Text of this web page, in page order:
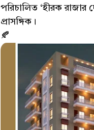
পরিচালিত ‘হীরক রাজার
প্রাসঙ্গিক।
🍂